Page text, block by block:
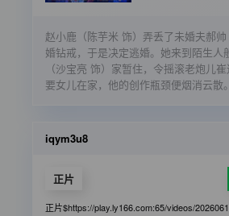
赵小鹿（陈芋米 饰）弄丢了未婚夫郝
婚钻戒，于是决定逃婚。她来到陌生人
（沙宝亮 饰）家暂住，令摇滚老炮儿
要女儿在家，他的创作瓶颈便烟消云散
iqym3u8
正片